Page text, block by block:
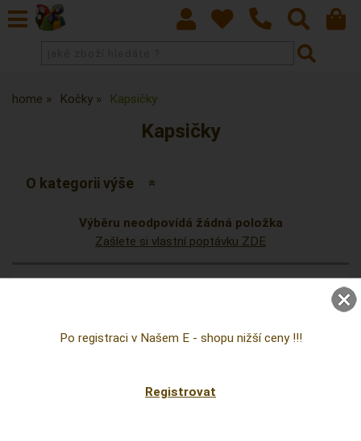
home Kočky Kapsičky
Kapsičky
O kategorii výše
Výběru neodpovídá žádná položka
Zašlete si vlastní poptávku ZDE
BUDKY PRO PAPOUŠKY
Po registraci v Našem E - shopu nižší ceny !!!
Registrovat